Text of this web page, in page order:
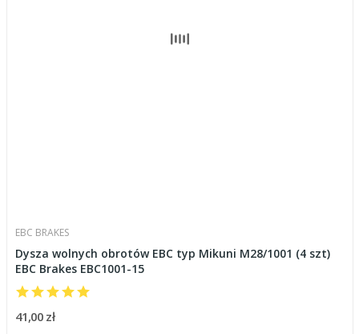
EBC BRAKES
Dysza wolnych obrotów EBC typ Mikuni M28/1001 (4 szt)
EBC Brakes EBC1001-15
41,00 zł